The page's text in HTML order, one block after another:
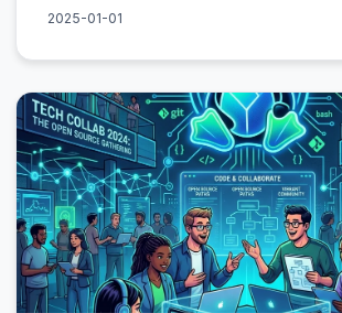
2025-01-01